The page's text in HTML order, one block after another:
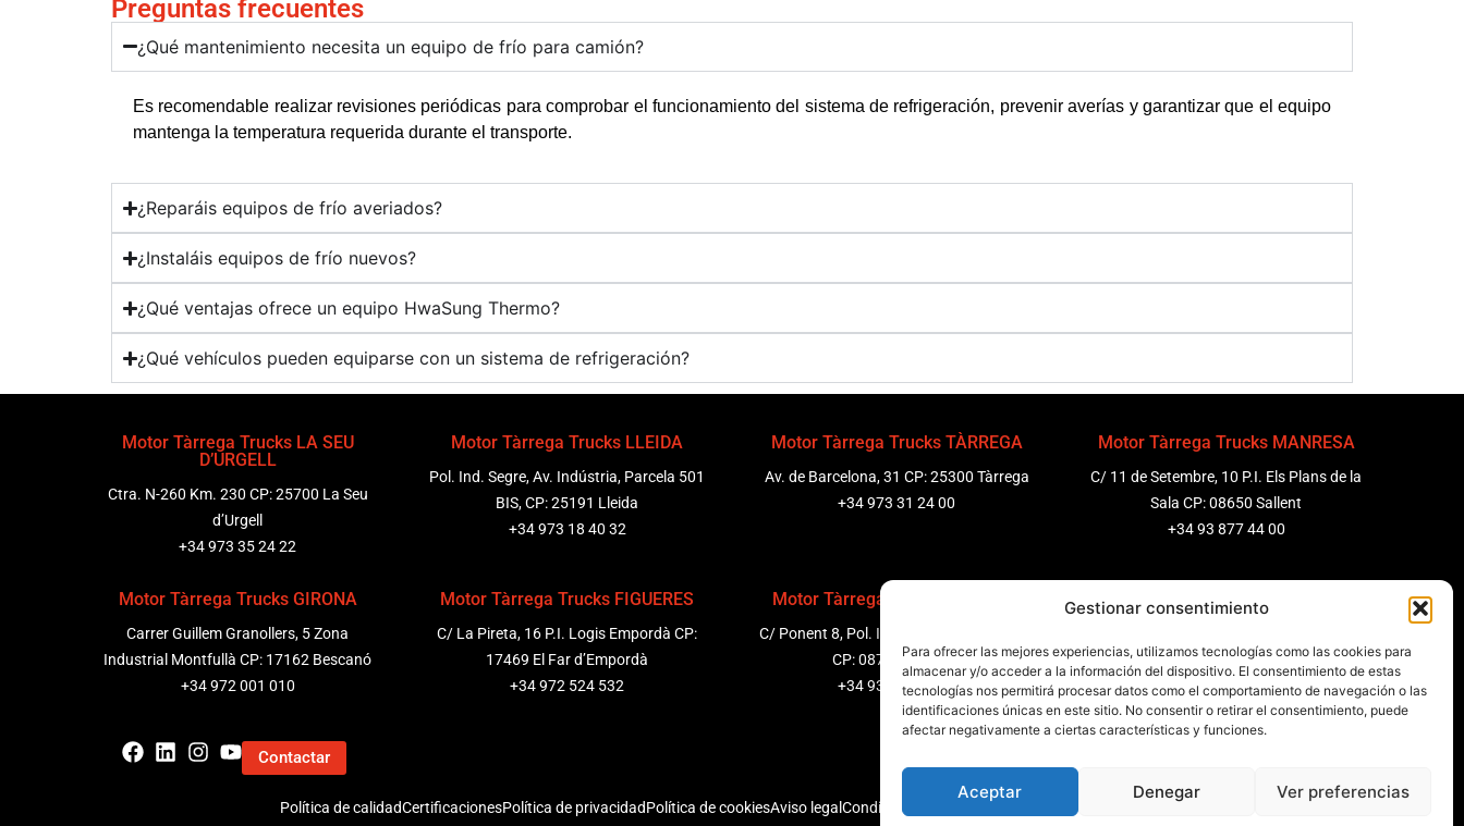
Gestionar consentimiento
Para ofrecer las mejores experiencias, utilizamos tecnologías como las cookies para
almacenar y/o acceder a la información del dispositivo. El consentimiento de estas
tecnologías nos permitirá procesar datos como el comportamiento de navegación o las
identificaciones únicas en este sitio. No consentir o retirar el consentimiento, puede
afectar negativamente a ciertas características y funciones.
Aceptar Denegar Ver preferencias
Preguntas frecuentes
¿Qué mantenimiento necesita un equipo de frío para camión?
Es recomendable realizar revisiones periódicas para comprobar el funcionamiento del sistema de refrigeración, prevenir averías y garantizar que el equipo
mantenga la temperatura requerida durante el transporte.
¿Reparáis equipos de frío averiados?
¿Instaláis equipos de frío nuevos?
¿Qué ventajas ofrece un equipo HwaSung Thermo?
¿Qué vehículos pueden equiparse con un sistema de refrigeración?
Motor Tàrrega Trucks LA SEU
D’URGELL
Ctra. N-260 Km. 230 CP: 25700 La Seu
d’Urgell
+34 973 35 24 22
Motor Tàrrega Trucks LLEIDA
Pol. Ind. Segre, Av. Indústria, Parcela 501
BIS, CP: 25191 Lleida
+34 973 18 40 32
Motor Tàrrega Trucks TÀRREGA
Av. de Barcelona, 31 CP: 25300 Tàrrega
+34 973 31 24 00
Motor Tàrrega Trucks MANRESA
C/ 11 de Setembre, 10 P.I. Els Plans de la
Sala CP: 08650 Sallent
+34 93 877 44 00
Motor Tàrrega Trucks GIRONA
Carrer Guillem Granollers, 5 Zona
Industrial Montfullà CP: 17162 Bescanó
+34 972 001 010
Motor Tàrrega Trucks FIGUERES
C/ La Pireta, 16 P.I. Logis Empordà CP:
17469 El Far d’Empordà
+34 972 524 532
Motor Tàrrega Trucks PENEDÈS
C/ Ponent 8, Pol. Ind. Sant Pere Molanta,
CP: 08799 Olèrdola
+34 931 69 11 91
Motor Tàrrega Trucks BARCELONA
Barcelona, España
+34 932 63 43 51
Contactar
Política de calidadCertificacionesPolítica de privacidadPolítica de cookiesAviso legal Condiciones generales Canal de denuncias Data Act